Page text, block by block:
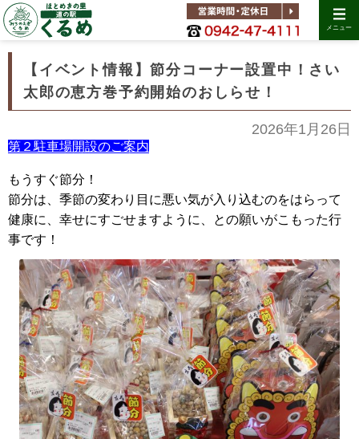
メニュー
【イベント情報】節分コーナー設置中！さい
太郎の恵方巻予約開始のおしらせ！
2026年1月26日
第２駐車場開設のご案内
もうすぐ節分！
節分は、季節の変わり目に悪い気が入り込むのをはらって
健康に、幸せにすごせますように、との願いがこもった行
事です！